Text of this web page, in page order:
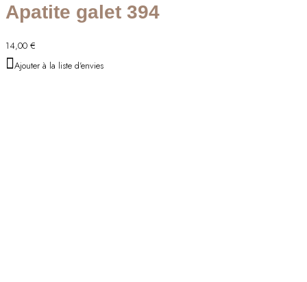
Apatite galet 394
14,00 €
Ajouter à la liste d'envies